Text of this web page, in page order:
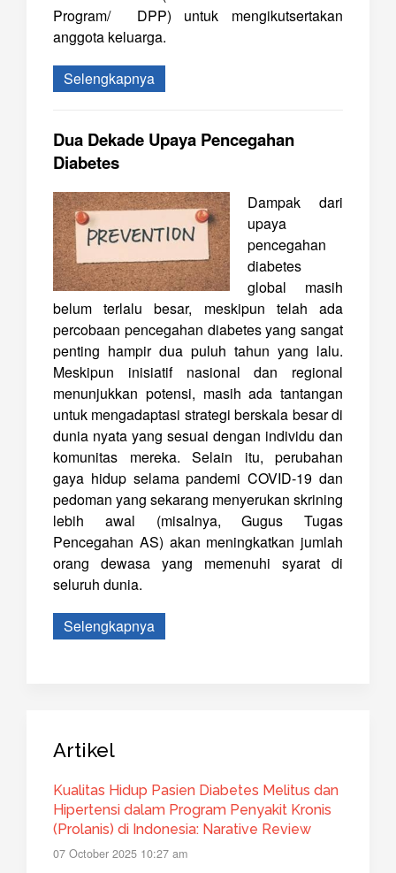
Program/ DPP) untuk mengikutsertakan
anggota keluarga.
Selengkapnya
Dua Dekade Upaya Pencegahan
Diabetes
Dampak dari
upaya
pencegahan
diabetes
global masih
belum terlalu besar, meskipun telah ada
percobaan pencegahan diabetes yang sangat
penting hampir dua puluh tahun yang lalu.
Meskipun inisiatif nasional dan regional
menunjukkan potensi, masih ada tantangan
untuk mengadaptasi strategi berskala besar di
dunia nyata yang sesuai dengan individu dan
komunitas mereka. Selain itu, perubahan
gaya hidup selama pandemi COVID-19 dan
pedoman yang sekarang menyerukan skrining
lebih awal (misalnya, Gugus Tugas
Pencegahan AS) akan meningkatkan jumlah
orang dewasa yang memenuhi syarat di
seluruh dunia.
Selengkapnya
Artikel
Kualitas Hidup Pasien Diabetes Melitus dan
Hipertensi dalam Program Penyakit Kronis
(Prolanis) di Indonesia: Narative Review
07 October 2025 10:27 am